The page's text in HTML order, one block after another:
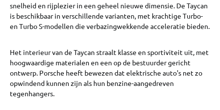
snelheid en rijplezier in een geheel nieuwe dimensie. De Taycan
is beschikbaar in verschillende varianten, met krachtige Turbo-
en Turbo S-modellen die verbazingwekkende acceleratie bieden.
Het interieur van de Taycan straalt klasse en sportiviteit uit, met
hoogwaardige materialen en een op de bestuurder gericht
ontwerp. Porsche heeft bewezen dat elektrische auto's net zo
opwindend kunnen zijn als hun benzine-aangedreven
tegenhangers.